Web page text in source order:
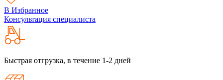
В Избранное
Консультация специалиста
Быстрая отгрузка, в течение 1-2 дней